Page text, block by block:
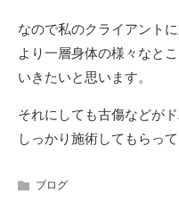
なので私のクライアント
より一層身体の様々なと
いきたいと思います。
それにしても古傷などが
しっかり施術してもらっ
ブログ